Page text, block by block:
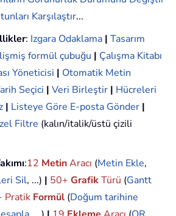
Karşılaştır...
: Izgara Odaklama | Tasarım
formül çubuğu | Çalışma Kitabı
Yöneticisi | Otomatik Metin
Seçici | Veri Birleştir | Hücreleri
| Listeye Göre E-posta Gönder |
Filtre (kalın/italik/üstü çizili
:12 MetinAracı (Metin Ekle,
Sil, ...) | 50+ GrafikTürü (Gantt
Pratik Formül (Doğum tarihine